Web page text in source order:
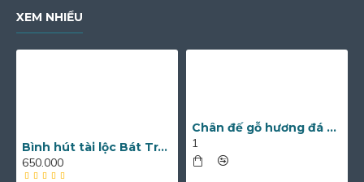
XEM NHIỀU
Bình hút tài lộc Bát Tràng men lam vẽ chim công và hoa mẫu đơn BL12
650.000
Chân đế gỗ hương đá nguyên khối nhiều kích thước
1